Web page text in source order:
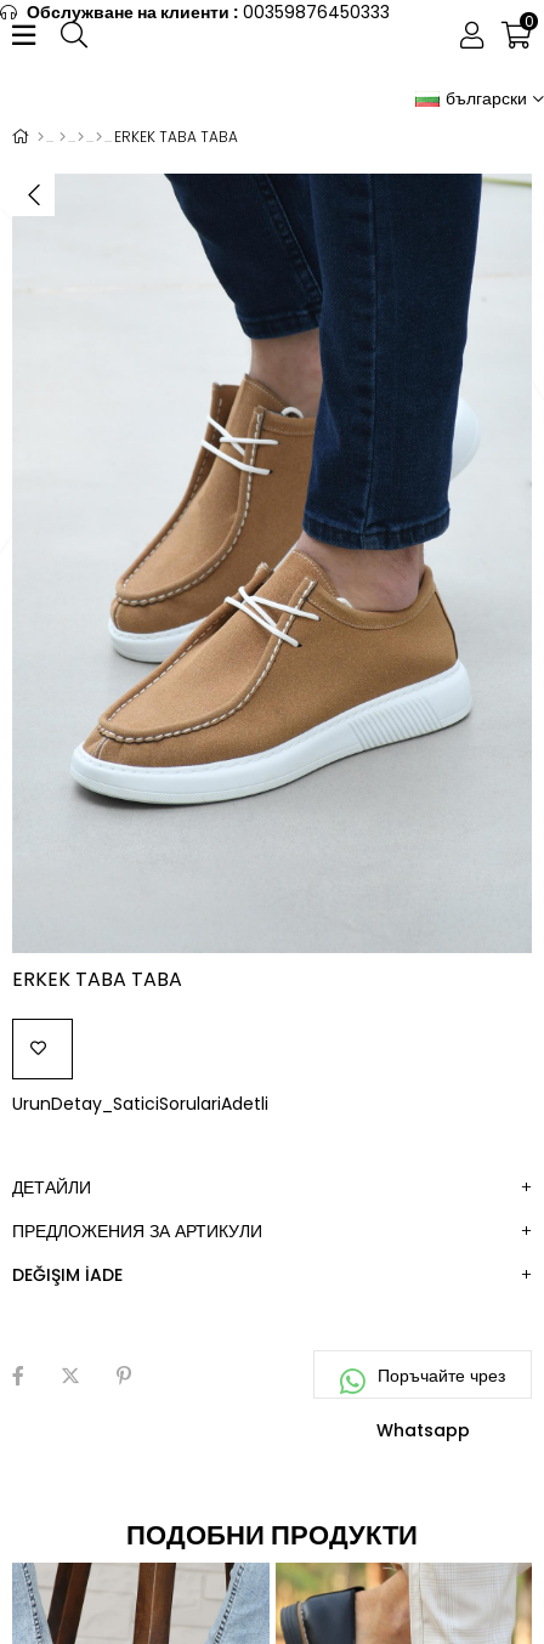
Обслужване на клиенти : 00359876450333
български
0
ERKEK TABA TABA
ERKEK TABA TABA
КЪМ
UrunDetay_SaticiSorulariAdetli
ДЕТАЙЛИ
ПРЕДЛОЖЕНИЯ ЗА АРТИКУЛИ
DEĞIŞIM İADE
ПОДОБНИ ПРОДУКТИ